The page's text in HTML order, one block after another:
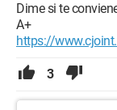
Dime si te
A+
https://
3